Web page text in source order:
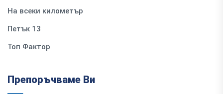
На всеки километър
Петък 13
Топ Фактор
Препоръчваме Ви